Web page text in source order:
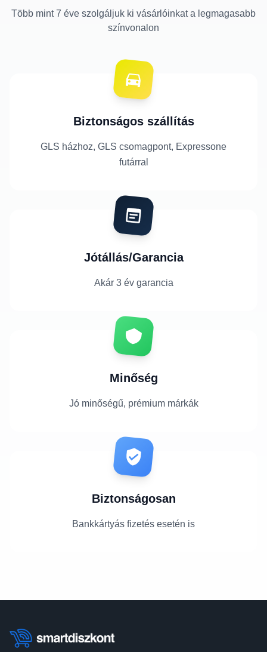
Több mint 7 éve szolgáljuk ki vásárlóinkat a legmagasabb
színvonalon
Biztonságos szállítás
GLS házhoz, GLS csomagpont, Expressone
futárral
Jótállás/Garancia
Akár 3 év garancia
Minőség
Jó minőségű, prémium márkák
Biztonságosan
Bankkártyás fizetés esetén is